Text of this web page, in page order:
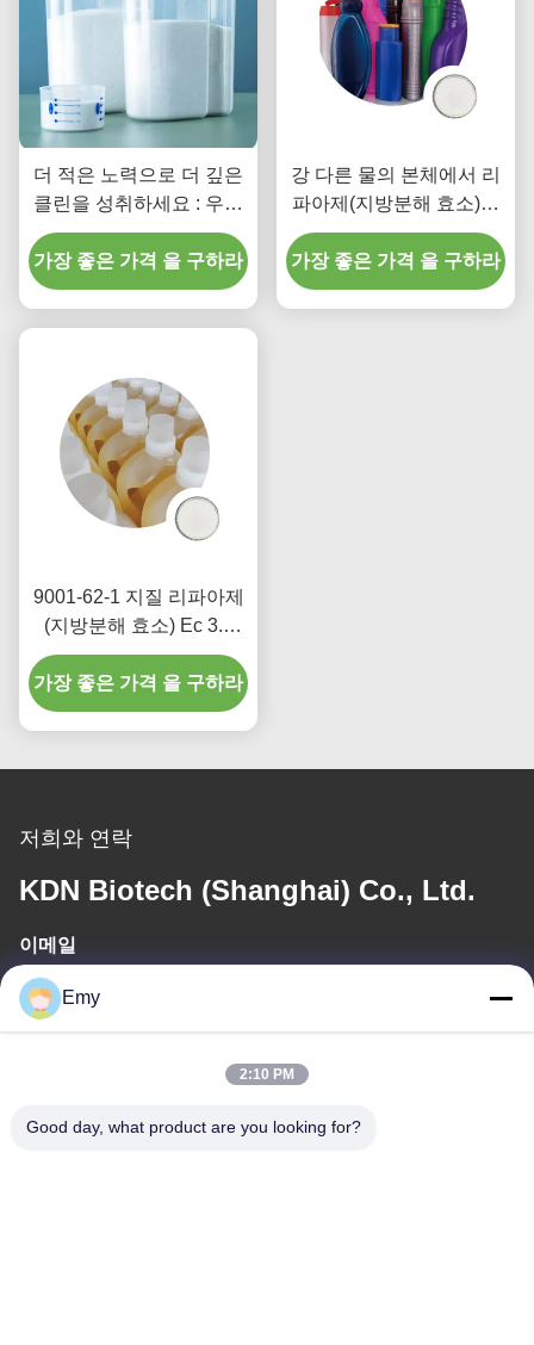
더 적은 노력으로 더 깊은
클린을 성취하세요 : 우리
의 리파아제(지방분해 효
소) 합성 세제는 당신을 위
한 작업을 합니다
가장 좋은 가격 을 구하라
강 다른 물의 본체에서 리
파아제(지방분해 효소)에
의한 트리글리세리드의 가
수분해
가장 좋은 가격 을 구하라
9001-62-1 지질 리파아제
(지방분해 효소) Ec 3.1
1.3 석유 유출 퇴보 식품
첨가물 크기
가장 좋은 가격 을 구하라
저희와 연락
KDN Biotech (Shanghai) Co., Ltd.
이메일
panxy@vlandgroup.com
우리 주소
Emy
2:10 PM
Good day, what product are you looking for?